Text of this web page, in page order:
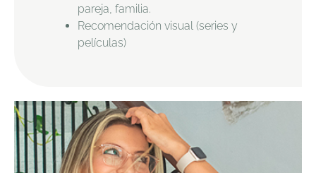
pareja, familia.
Recomendación visual (series y
películas)